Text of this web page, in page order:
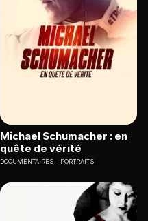
Michael Schumacher : en
quête de vérité
DOCUMENTAIRES PORTRAITS